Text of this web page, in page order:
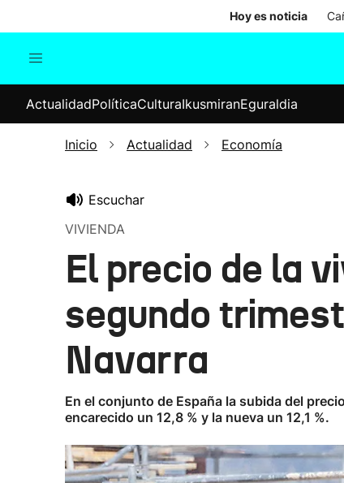
Hoy es noticia
Internacional
Elecciones
ActualidadPolíticaCulturaIkusmiranEguraldia
Inicio Actualidad Economía
Escuchar
VIVIENDA
El precio de la
segundo
Navarra
En el conjunto de España la subida del
encarecido un 12,8 % y la nueva un 12,1 %.